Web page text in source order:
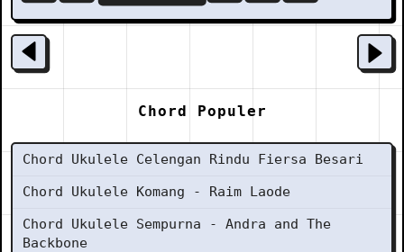
Chord Populer
Chord Ukulele Celengan Rindu Fiersa Besari
Chord Ukulele Komang - Raim Laode
Chord Ukulele Sempurna - Andra and The
Backbone